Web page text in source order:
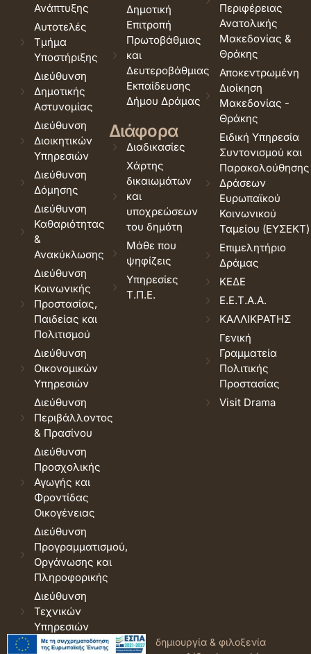
Ανάπτυξης
Αυτοτελές
Τμήμα
Υποστήριξης
Διεύθυνση
Δημοτικής
Αστυνομίας
Διεύθυνση
Διοικητικών
Υπηρεσιών
Διεύθυνση
Δόμησης
Διεύθυνση
Καθαριότητας
&
Ανακύκλωσης
Διεύθυνση
Κοινωνικής
Προστασίας,
Παιδείας και
Πολιτισμού
Διεύθυνση
Οικονομικών
Υπηρεσιών
Διεύθυνση
Περιβάλλοντος
& Πρασίνου
Διεύθυνση
Προσχολικής
Αγωγής και
Φροντίδας
Οικογένειας
Διεύθυνση
Προγραμματισμού,
Οργάνωσης και
Πληροφορικής
Διεύθυνση
Τεχνικών
Υπηρεσιών
Δημοτική
Επιτροπή
Πρωτοβάθμιας
και
Δευτεροβάθμιας
Εκπαίδευσης
Δήμου Δράμας
Διάφορα
Διαδικασίες
Χάρτης
δικαιωμάτων
και
υποχρεώσεων
του δημότη
Μάθε που
ψηφίζεις
Υπηρεσίες
Τ.Π.Ε.
Περιφέρειας
Ανατολικής
Μακεδονίας &
Θράκης
Αποκεντρωμένη
Διοίκηση
Μακεδονίας -
Θράκης
Ειδική Υπηρεσία
Συντονισμού και
Παρακολούθησης
Δράσεων
Ευρωπαϊκού
Κοινωνικού
Ταμείου (ΕΥΣΕΚΤ)
Επιμελητήριο
Δράμας
ΚΕΔΕ
Ε.Ε.Τ.Α.Α.
ΚΑΛΛΙΚΡΑΤΗΣ
Γενική
Γραμματεία
Πολιτικής
Προστασίας
Visit Drama
© 2026 Δήμος Δράμας. Όροι
δημιουργία & φιλοξενία